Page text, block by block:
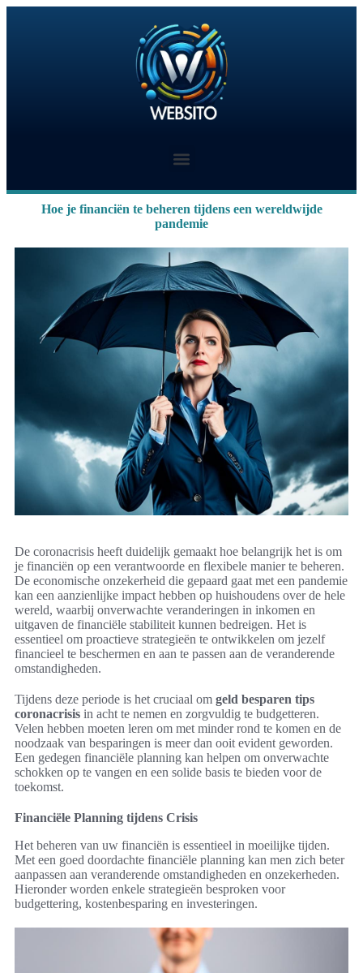
Hoe je financiën te beheren tijdens een wereldwijde
pandemie
De coronacrisis heeft duidelijk gemaakt hoe belangrijk het is om
je financiën op een verantwoorde en flexibele manier te beheren.
De economische onzekerheid die gepaard gaat met een pandemie
kan een aanzienlijke impact hebben op huishoudens over de hele
wereld, waarbij onverwachte veranderingen in inkomen en
uitgaven de financiële stabiliteit kunnen bedreigen. Het is
essentieel om proactieve strategieën te ontwikkelen om jezelf
financieel te beschermen en aan te passen aan de veranderende
omstandigheden.
Tijdens deze periode is het cruciaal om geld besparen tips
coronacrisis in acht te nemen en zorgvuldig te budgetteren.
Velen hebben moeten leren om met minder rond te komen en de
noodzaak van besparingen is meer dan ooit evident geworden.
Een gedegen financiële planning kan helpen om onverwachte
schokken op te vangen en een solide basis te bieden voor de
toekomst.
Financiële Planning tijdens Crisis
Het beheren van uw financiën is essentieel in moeilijke tijden.
Met een goed doordachte financiële planning kan men zich beter
aanpassen aan veranderende omstandigheden en onzekerheden.
Hieronder worden enkele strategieën besproken voor
budgettering, kostenbesparing en investeringen.